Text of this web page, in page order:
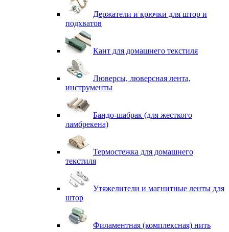
Держатели и крючки для штор и
подхватов
Кант для домашнего текстиля
Люверсы, люверсная лента,
инструменты
Бандо-шабрак (для жесткого
ламбрекена)
Термостежка для домашнего
текстиля
Утяжелители и магнитные ленты для
штор
Филаментная (комплексная) нить